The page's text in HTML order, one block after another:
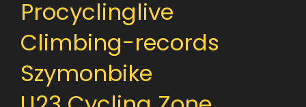
Procyclinglive
Climbing-records
Szymonbike